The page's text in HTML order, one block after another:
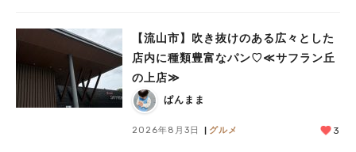
【流山市】吹き抜けのある広々とした
店内に種類豊富なパン♡≪サフラン丘
の上店≫
ぱんまま
2026年8月3日 グルメ 3